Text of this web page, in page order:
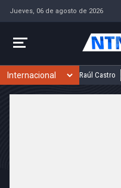
Jueves, 06 de agosto de 2026
Raúl Castro